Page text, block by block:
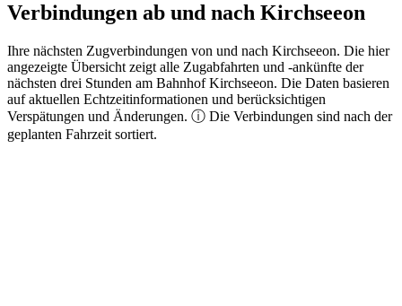
Verbindungen ab und nach Kirchseeon
Ihre nächsten Zugverbindungen von und nach Kirchseeon. Die hier
angezeigte Übersicht zeigt alle Zugabfahrten und -ankünfte der
nächsten drei Stunden am Bahnhof Kirchseeon. Die Daten basieren
auf aktuellen Echtzeitinformationen und berücksichtigen
Verspätungen und Änderungen. ⓘ Die Verbindungen sind nach der
geplanten Fahrzeit sortiert.